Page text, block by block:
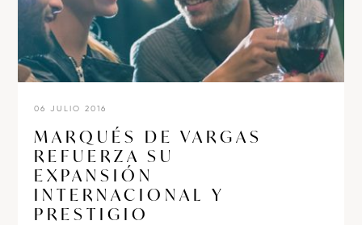
06 JULIO 2016
MARQUÉS DE VARGAS
REFUERZA SU
EXPANSIÓN
INTERNACIONAL Y
PRESTIGIO